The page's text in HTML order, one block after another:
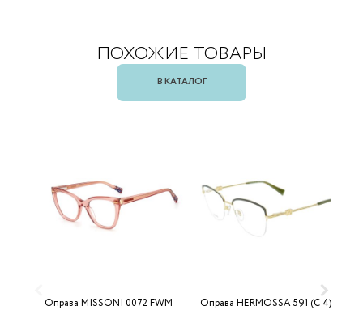
ПОХОЖИЕ ТОВАРЫ
В КАТАЛОГ
Оправа MISSONI 0072 FWM Оправа HERMOSSA 591 (C 4)